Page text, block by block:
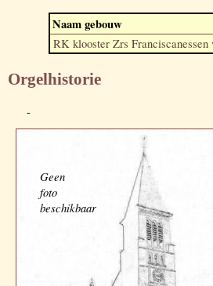
Naam gebouw
RK klooster Zrs
Orgelhistorie
-
Geen
foto
beschikbaar